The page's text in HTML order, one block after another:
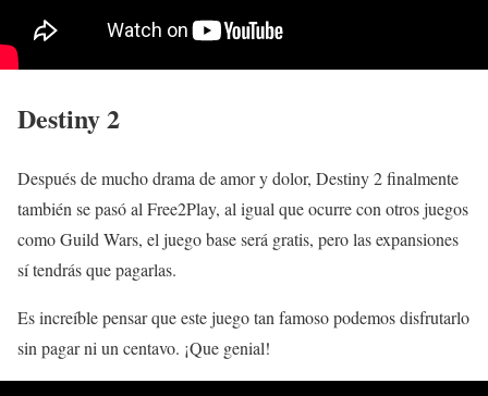
Destiny 2
Después de mucho drama de amor y dolor, Destiny 2 finalmente
también se pasó al Free2Play, al igual que ocurre con otros juegos
como Guild Wars, el juego base será gratis, pero las expansiones
sí tendrás que pagarlas.
Es increíble pensar que este juego tan famoso podemos disfrutarlo
sin pagar ni un centavo. ¡Que genial!